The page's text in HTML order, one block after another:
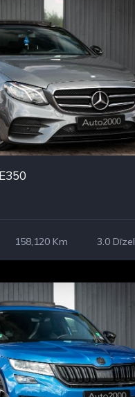
158,120 Km 3.0